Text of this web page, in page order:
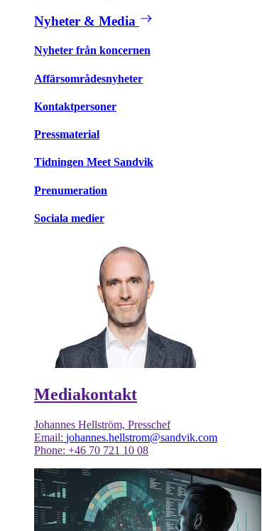
Nyheter & Media
Nyheter från koncernen
Affärsområdesnyheter
Kontaktpersoner
Pressmaterial
Tidningen Meet Sandvik
Prenumeration
Sociala medier
Mediakontakt
Johannes Hellström, Presschef
Email: johannes.hellstrom@sandvik.com
Phone: +46 70 721 10 08